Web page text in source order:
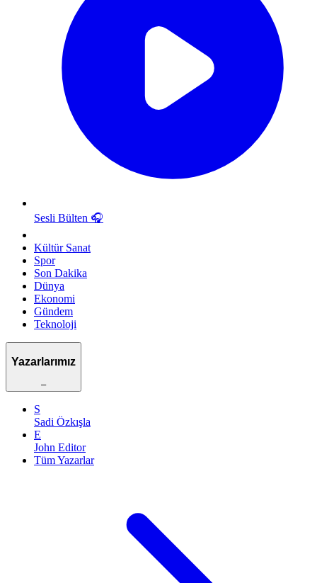
Sesli Bülten 🎧
Kültür Sanat
Spor
Son Dakika
Dünya
Ekonomi
Gündem
Teknoloji
Yazarlarımız
–
S
Sadi Özkışla
E
John Editor
Tüm Yazarlar